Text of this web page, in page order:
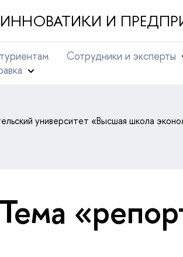
И
Сотрудники и эксперты
университет «Высшая школа
Тема